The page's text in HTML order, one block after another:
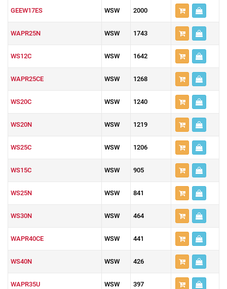
GEEW17ES WSW 2000
WAPR25N WSW 1743
WS12C WSW 1642
WAPR25CE WSW 1268
WS20C WSW 1240
WS20N WSW 1219
WS25C WSW 1206
WS15C WSW 905
WS25N WSW 841
WS30N WSW 464
WAPR40CE WSW 441
WS40N WSW 426
WAPR35U WSW 397